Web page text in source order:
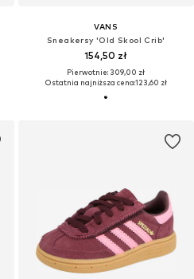
VANS
Sneakersy 'Old Skool Crib'
154,50 zł
Pierwotnie: 309,00 zł
Ostatnia najniższa cena:123,60 zł